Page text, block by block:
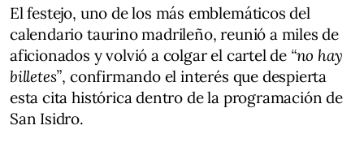
El festejo, uno de los más emblemáticos del
calendario taurino madrileño, reunió a miles de
aficionados y volvió a colgar el cartel de “no hay
billetes”, confirmando el interés que despierta
esta cita histórica dentro de la programación de
San Isidro.